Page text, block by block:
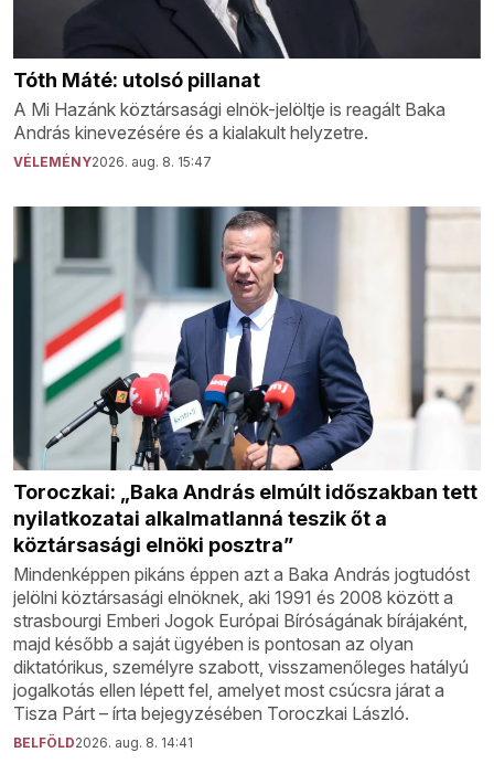
Tóth Máté: utolsó pillanat
A Mi Hazánk köztársasági elnök-jelöltje is reagált Baka
András kinevezésére és a kialakult helyzetre.
VÉLEMÉNY2026. aug. 8. 15:47
Toroczkai: „Baka András elmúlt időszakban tett
nyilatkozatai alkalmatlanná teszik őt a
köztársasági elnöki posztra”
Mindenképpen pikáns éppen azt a Baka András jogtudóst
jelölni köztársasági elnöknek, aki 1991 és 2008 között a
strasbourgi Emberi Jogok Európai Bíróságának bírájaként,
majd később a saját ügyében is pontosan az olyan
diktatórikus, személyre szabott, visszamenőleges hatályú
jogalkotás ellen lépett fel, amelyet most csúcsra járat a
Tisza Párt – írta bejegyzésében Toroczkai László.
BELFÖLD2026. aug. 8. 14:41